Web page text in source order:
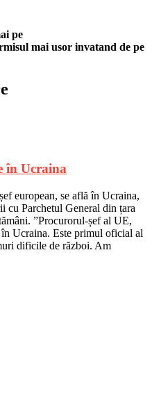
pe
mai usor invatand de pe
în Ucraina
european, se află în Ucraina,
cu Parchetul General din țara
”Procurorul-șef al UE,
Ucraina. Este primul oficial al
dificile de război. Am